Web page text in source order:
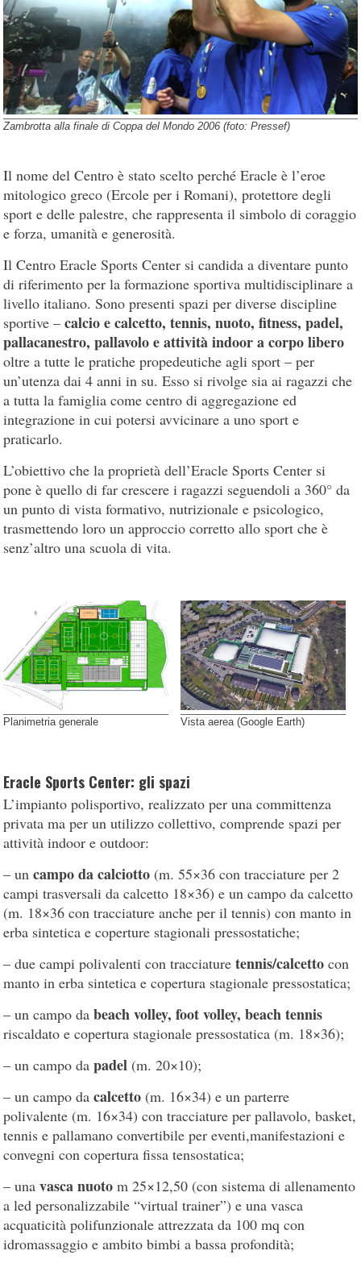
Zambrotta alla finale di Coppa del Mondo 2006 (foto: Pressef)
Il nome del Centro è stato scelto perché Eracle è l’eroe
mitologico greco (Ercole per i Romani), protettore degli
sport e delle palestre, che rappresenta il simbolo di coraggio
e forza, umanità e generosità.
Il Centro Eracle Sports Center si candida a diventare punto
di riferimento per la formazione sportiva multidisciplinare a
livello italiano. Sono presenti spazi per diverse discipline
sportive –calcio e calcetto, tennis, nuoto, fitness, padel,
pallacanestro, pallavolo e attività indoor a corpo libero
oltre a tutte le pratiche propedeutiche agli sport – per
un’utenza dai 4 anni in su. Esso si rivolge sia ai ragazzi che
a tutta la famiglia come centro di aggregazione ed
integrazione in cui potersi avvicinare a uno sport e
praticarlo.
L’obiettivo che la proprietà dell’Eracle Sports Center si
pone è quello di far crescere i ragazzi seguendoli a 360° da
un punto di vista formativo, nutrizionale e psicologico,
trasmettendo loro un approccio corretto allo sport che è
senz’altro una scuola di vita.
Planimetria generale Vista aerea (Google Earth)
Eracle Sports Center: gli spazi
L’impianto polisportivo, realizzato per una committenza
privata ma per un utilizzo collettivo, comprende spazi per
attività indoor e outdoor:
– uncampo da calciotto (m. 55×36 con tracciature per 2
campi trasversali da calcetto 18×36) e un campo da calcetto
(m. 18×36 con tracciature anche per il tennis) con manto in
erba sintetica e coperture stagionali pressostatiche;
– due campi polivalenti con tracciaturetennis/calcetto con
manto in erba sintetica e copertura stagionale pressostatica;
– un campo dabeach volley, foot volley, beach tennis
riscaldato e copertura stagionale pressostatica (m. 18×36);
– un campo dapadel (m. 20×10);
– un campo dacalcetto (m. 16×34) e un parterre
polivalente (m. 16×34) con tracciature per pallavolo, basket,
tennis e pallamano convertibile per eventi,manifestazioni e
convegni con copertura fissa tensostatica;
– unavasca nuoto m 25×12,50 (con sistema di allenamento
a led personalizzabile “virtual trainer”) e una vasca
acquaticità polifunzionale attrezzata da 100 mq con
idromassaggio e ambito bimbi a bassa profondità;